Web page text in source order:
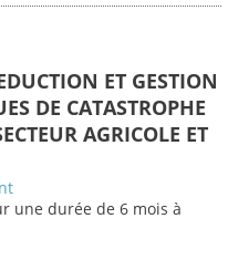
ET GESTION
DE CATASTROPHE
AGRICOLE ET
une durée de 6 mois à